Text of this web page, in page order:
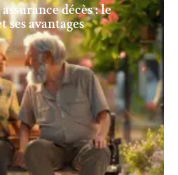
décès : le
avantages